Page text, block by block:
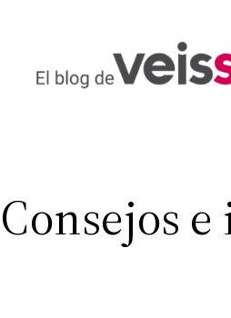
Consejos